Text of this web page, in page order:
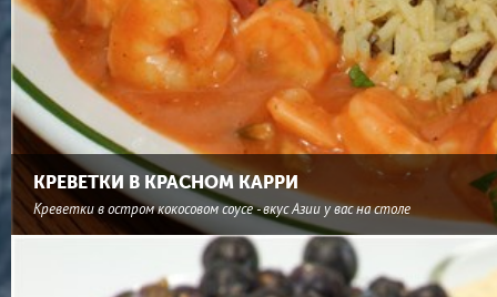
КРЕВЕТКИ В КРАСНОМ КАРРИ
Креветки в остром кокосовом соусе - вкус Азии у вас на столе